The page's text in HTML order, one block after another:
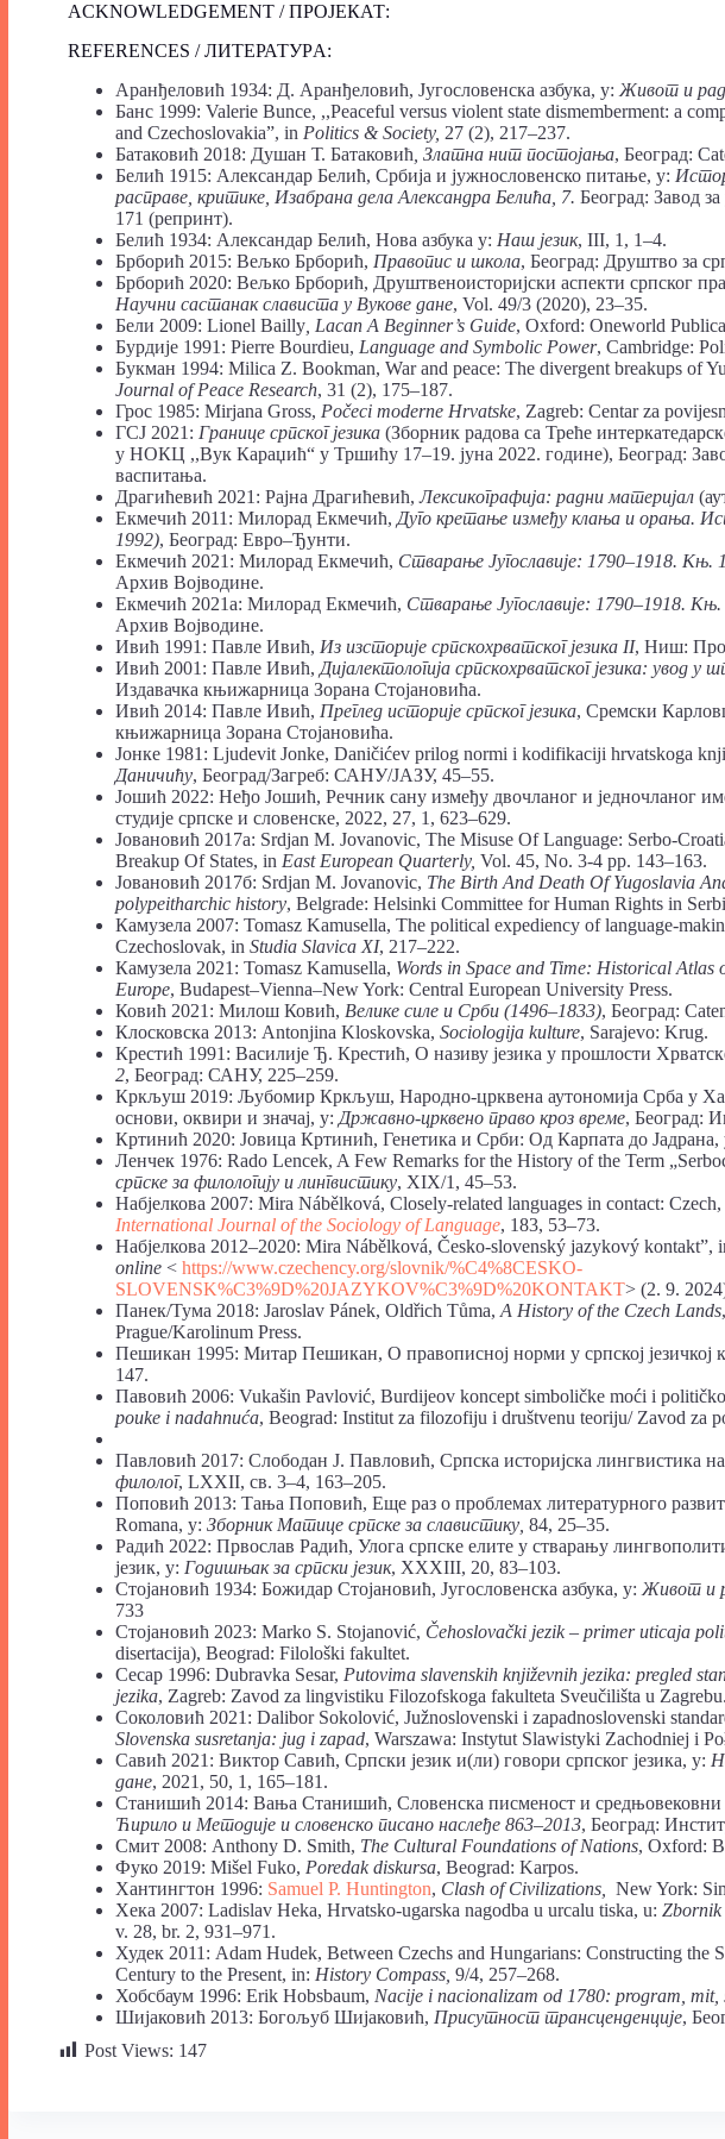
ACKNOWLEDGEMENT / ПРОЈЕКАТ:
REFERENCES / ЛИТЕРАТУРA:
Аранђеловић 1934: Д. Аранђеловић, Југословенска азбука, у: Живот и рад
Банс 1999: Valerie Bunce, ,,Peaceful versus violent state dismemberment: a
and Czechoslovakia”, in Politics & Society, 27 (2), 217–237.
Батаковић 2018: Душан Т. Батаковић , Златна нит постојања, Београд:
Белић 1915: Александар Белић, Србија и јужнословенско питање, у:
расправе, критике, Изабрана дела Александра Белића, 7. Београд: Завод
171 (репринт).
Белић 1934: Александар Белић, Нова азбука у: Наш језик, III, 1, 1–4.
Брборић 2015: Вељко Брборић, Правопис и школа, Београд: Друштво за
Брборић 2020: Вељко Брборић, Друштвеноисторијски аспекти српског
Научни састанак слависта у Вукове дане, Vol. 49/3 (2020), 23–35.
Бели 2009: Lionel Bailly Lacan A Beginner’s Guide, Oxford: Oneworld
Бурдије 1991: Pierre Bourdieu, Language and Symbolic Power, Cambridge:
Букман 1994: Milica Z. Bookman, War and peace: The divergent breakups of
Journal of Peace Research, 31 (2), 175–187.
Грос 1985: Mirjana Gross, Počeci moderne Hrvatske, Zagreb: Centar za
ГСЈ 2021: Границе српског језика (Зборник радова са Треће
у НОКЦ ,,Вук Караџић“ у Тршићу 17–19. јуна 2022. године), Београд:
васпитања.
Драгићевић 2021: Рајна Драгићевић,Лексикографија: радни материјал
Екмечић 2011: Милорад Екмечић, Дуго кретање између клања и орања.
1992), Београд: Евро–Ђунти.
Екмечић 2021: Милорад Екмечић, Стварање Југославије: 1790–1918. Књ. 1
Архив Војводине.
Екмечић 2021а: Милорад Екмечић, Стварање Југославије: 1790–1918. Књ.
Архив Војводине.
Ивић 1991: Павле Ивић, Из изсторије српскохрватског језика II, Ниш:
Ивић 2001: Павле Ивић, Дијалектологија српскохрватског језика: увод у
Издавачка књижарница Зорана Стојановића.
Ивић 2014: Павле Ивић, Преглед историје српског језика, Сремски
књижарница Зорана Стојановића.
Јонке 1981: Ljudevit Jonke, Daničićev prilog normi i kodifikaciji hrvatskoga
Даничићу, Београд/Загреб: САНУ/ЈАЗУ, 45–55.
Јошић 2022: Неђо Јошић, Речник сану између двочланог и једночланог
студије српске и словенске, 2022, 27, 1, 623–629.
Јовановић 2017а: Srdjan M. Jovanovic, The Misuse Of Language: Serbo-
Breakup Of States, in East European Quarterly, Vol. 45, No. 3-4 pp. 143–163.
Јовановић 2017б: Srdjan M. Jovanovic, The Birth And Death Of Yugoslavia
polypeitharchic history, Belgrade: Helsinki Committee for Human Rights in
Камузела 2007: Tomasz Kamusella, The political expediency of language-
Czechoslovak, in Studia Slavica XI, 217–222.
Камузела 2021: Tomasz Kamusella, Words in Space and Time: Historical
Europe, Budapest–Vienna–New York: Central European University Press.
Ковић 2021: Милош Ковић, Велике силе и Срби (1496–1833), Београд:
Клосковска 2013: Antonjina Kloskovska, Sociologija kulture, Sarajevo: Krug.
Крестић 1991: Василије Ђ. Крестић, О називу језика у прошлости
2, Београд: САНУ, 225–259.
Кркљуш 2019: Љубомир Кркљуш, Народно-црквена аутономија Срба у
основи, оквири и значај, у: Државно-црквено право кроз време, Београд:
Кртинић 2020: Јовица Кртинић, Генетика и Срби: Од Карпата до Јадрана,
Ленчек 1976: Rado Lencek, A Few Remarks for the History of the Term
српске за филологију и лингвистику, XIX/1, 45–53.
Набјелкова 2007: Mira Nábělková, Closely-related languages in contact:
International Journal of the Sociology of Language, 183, 53–73.
Набјелкова 2012–2020: Mira Nábělková, Česko-slovenský jazykový kontakt”,
online < https://www.czechency.org/slovnik/%C4%8CESKO-
SLOVENSK%C3%9D%20JAZYKOV%C3%9D%20KONTAKT> (2. 9.
Панек/Тума 2018: Jaroslav Pánek, Oldřich Tůma, A History of the Czech Lands
Prague/Karolinum Press.
Пешикан 1995: Митар Пешикан, О правописној норми у српској језичкој
147.
Павовић 2006: Vukašin Pavlović, Burdijeov koncept simboličke moći i
pouke i nadahnuća, Beograd: Institut za filozofiju i društvenu teoriju/ Zavod za
Павловић 2017: Слободан Ј. Павловић, Српска историјска лингвистика
филолог, LXXII, св. 3–4, 163–205.
Поповић 2013: Тања Поповић, Еще раз о проблемах литературного
Romana, у: Зборник Матице српске за славистику, 84, 25–35.
Радић 2022: Првослав Радић, Улога српске елите у стварању
језик, у: Годишњак за српски језик, XXXIII, 20, 83–103.
Стојановић 1934: Божидар Стојановић, Југословенска азбука, у: Живот и
733
Стојановић 2023: Marko S. Stojanović, Čehoslovački jezik – primer uticaja
disertacija), Beograd: Filološki fakultet.
Сесар 1996: Dubravka Sesar, Putovima slavenskih književnih jezika: pregled
jezika, Zagreb: Zavod za lingvistiku Filozofskoga fakulteta Sveučilišta u Zagrebu.
Соколовић 2021: Dalibor Sokolović, Južnoslovenski i zapadnoslovenski
Slovenska susretanja: jug i zapad, Warszawa: Instytut Slawistyki Zachodniej i
Савић 2021: Виктор Савић, Српски језик и(ли) говори српског језика, у:
дане, 2021, 50, 1, 165–181.
Станишић 2014: Вања Станишић, Словенска писменост и средњовековни
Ћирило и Методије и словенско писано наслеђе 863–2013, Београд:
Смит 2008: Anthony D. Smith, The Cultural Foundations of Nations, Oxford:
Фуко 2019: Mišel Fuko, Poredak diskursa, Beograd: Karpos.
Хантингтон 1996: Samuel P. Huntington, Clash of Civilizations
New York:
Хека 2007: Ladislav Heka, Hrvatsko-ugarska nagodba u urcalu tiska, u: Zbornik
v. 28, br. 2, 931–971.
Худек 2011: Adam Hudek, Between Czechs and Hungarians: Constructing the
Century to the Present, in: History Compass, 9/4, 257–268.
Хобсбаум 1996: Erik Hobsbaum, Nacije i nacionalizam od 1780: program, mit,
Шијаковић 2013: Богољуб Шијаковић, Присутност трансценденције,
Post Views: 147